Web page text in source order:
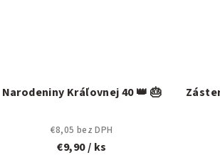
Narodeniny Kráľovnej 40 👑 🎂
€8,05 bez DPH
€9,90/ ks